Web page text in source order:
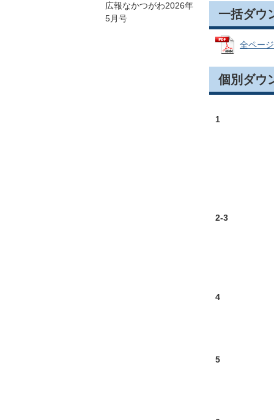
広報なかつがわ2026年
5月号
一括ダウ
全ペー
個別ダウ
1
2-3
4
5